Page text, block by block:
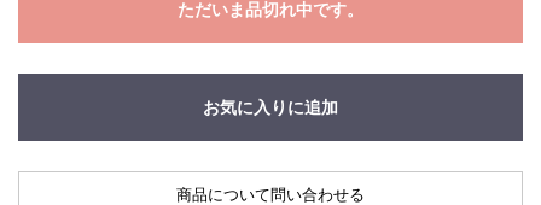
ただいま品切れ中です。
お気に入りに追加
商品について問い合わせる